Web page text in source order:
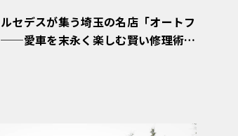
セデスが集う埼玉の名店「オートフ
愛車を末永く楽しむ賢い修理術
ックス製オイルを選ぶ理由〈PR〉